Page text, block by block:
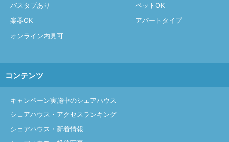
バスタブあり
ペットOK
楽器OK
アパートタイプ
オンライン内見可
コンテンツ
キャンペーン実施中のシェアハウス
シェアハウス・アクセスランキング
シェアハウス・新着情報